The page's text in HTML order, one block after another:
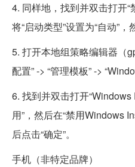
4. 同样地，找到并双击打开“
将“启动类型”设置为“自动”，
5. 打开本地组策略编辑器（
配置” -> “管理模板” ->
6. 找到并双击打开“Windows
用”，然后在“禁用Windows
后点击“确定”。
手机（非特定品牌）